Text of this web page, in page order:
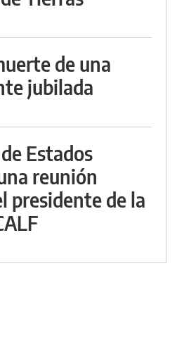
de una
jubilada
Estados
reunión
presidente de la